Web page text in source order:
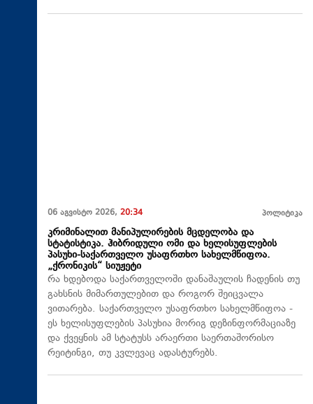
06 აგვისტო 2026, 20:34 პოლიტიკა
კრიმინალით მანიპულირების მცდელობა და
სტატისტიკა. ჰიბრიდული ომი და ხელისუფლების
პასუხი-საქართველო უსაფრთხო სახელმწიფოა.
„ქრონიკის“ სიუჟეტი
რა ხდებოდა საქართველოში დანაშაულის ჩადენის თუ
გახსნის მიმართულებით და როგორ შეიცვალა
ვითარება. საქართველო უსაფრთხო სახელმწიფოა -
ეს ხელისუფლების პასუხია მორიგ დეზინფორმაციაზე
და ქვეყნის ამ სტატუსს არაერთი საერთაშორისო
რეიტინგი, თუ კვლევაც ადასტურებს.